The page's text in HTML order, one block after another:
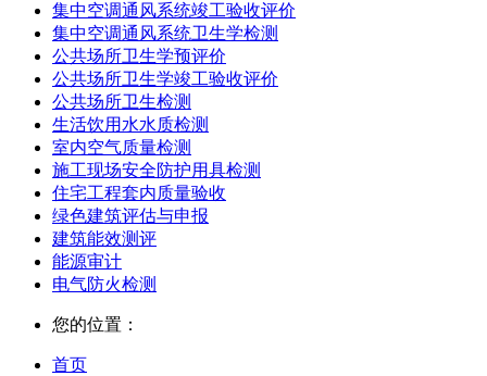
集中空调通风系统竣工验收评价
集中空调通风系统卫生学检测
公共场所卫生学预评价
公共场所卫生学竣工验收评价
公共场所卫生检测
生活饮用水水质检测
室内空气质量检测
施工现场安全防护用具检测
住宅工程套内质量验收
绿色建筑评估与申报
建筑能效测评
能源审计
电气防火检测
您的位置：
首页